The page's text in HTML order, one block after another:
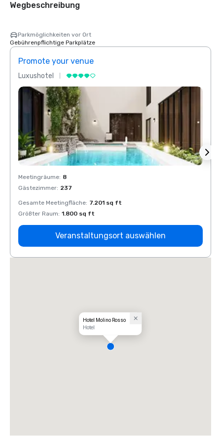
Wegbeschreibung
Parkmöglichkeiten vor Ort
Gebührenpflichtige Parkplätze
Promote your venue
Luxushotel
Meetingräume: 8
Gästezimmer: 237
Gesamte Meetingfläche: 7.201 sq ft
Größter Raum: 1.800 sq ft
Veranstaltungsort auswählen
Hotel Molino Rosso
Hotel